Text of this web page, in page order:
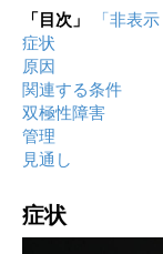
「目次」
「非表示
症状
原因
関連する条件
双極性障害
管理
見通し
症状